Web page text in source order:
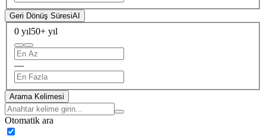
Geri Dönüş SüresiAI
0 yıl50+ yıl
—
Arama Kelimesi
Otomatik ara